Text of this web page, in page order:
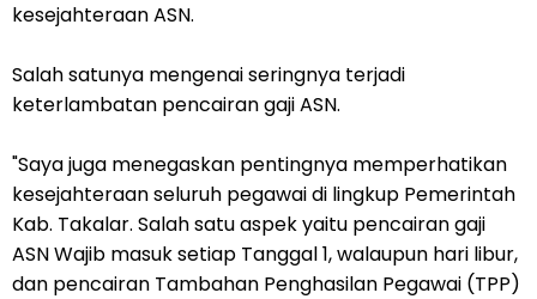
kesejahteraan ASN.
Salah satunya mengenai seringnya terjadi
keterlambatan pencairan gaji ASN.
"Saya juga menegaskan pentingnya memperhatikan
kesejahteraan seluruh pegawai di lingkup Pemerintah
Kab. Takalar. Salah satu aspek yaitu pencairan gaji
ASN Wajib masuk setiap Tanggal 1, walaupun hari libur,
dan pencairan Tambahan Penghasilan Pegawai (TPP)